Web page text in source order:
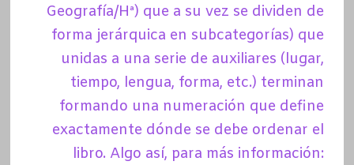
Geografía/Hª) que a su vez se dividen de
forma jerárquica en subcategorías) que
unidas a una serie de auxiliares (lugar,
tiempo, lengua, forma, etc.) terminan
formando una numeración que define
exactamente dónde se debe ordenar el
libro. Algo así, para más información: